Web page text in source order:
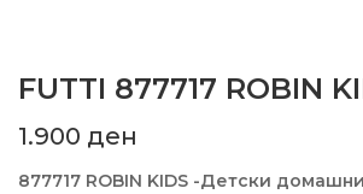
FUTTI 877717 ROBIN
1.900 ден
877717 ROBIN KIDS -Детски